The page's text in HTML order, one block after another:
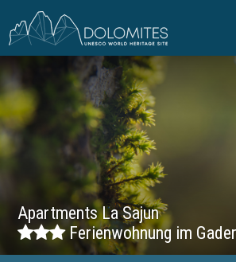
Apartments La Sajun
Ferienwohnung im